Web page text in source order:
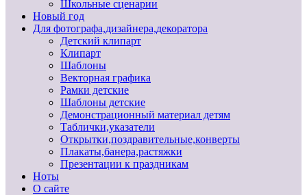
Школьные сценарии
Новый год
Для фотографа,дизайнера,декоратора
Детский клипарт
Клипарт
Шаблоны
Векторная графика
Рамки детские
Шаблоны детские
Демонстрационный материал детям
Таблички,указатели
Открытки,поздравительные,конверты
Плакаты,банера,растяжки
Презентации к праздникам
Ноты
О сайте